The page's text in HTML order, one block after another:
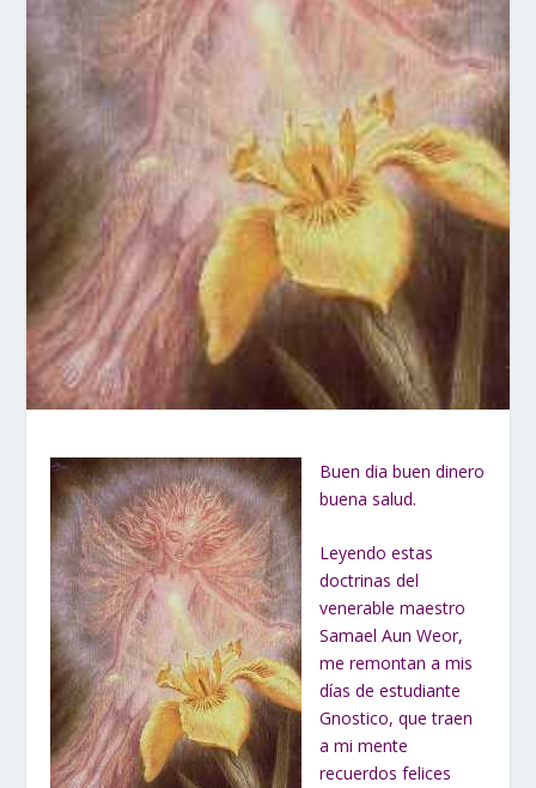
Buen dia buen dinero
buena salud.
Leyendo estas
doctrinas del
venerable maestro
Samael Aun Weor,
me remontan a mis
días de estudiante
Gnostico, que traen
a mi mente
recuerdos felices